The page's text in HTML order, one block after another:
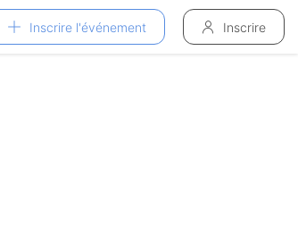
Inscrire l'événement Inscrire